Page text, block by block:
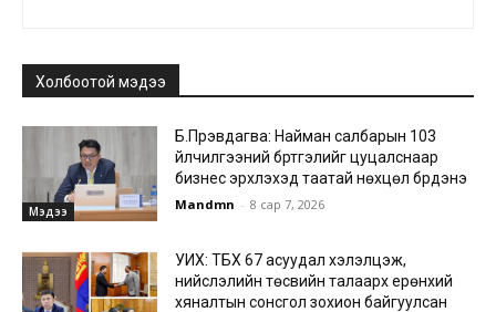
Холбоотой мэдээ
Мэдээ
Б.Пүрэвдагва: Найман салбарын 103
үйлчилгээний бүртгэлийг цуцалснаар
бизнес эрхлэхэд таатай нөхцөл бүрдэнэ
Mandmn - 8 сар 7, 2026
УИХ: ТБХ 67 асуудал хэлэлцэж,
нийслэлийн төсвийн талаарх ерөнхий
хяналтын сонсгол зохион байгуулсан